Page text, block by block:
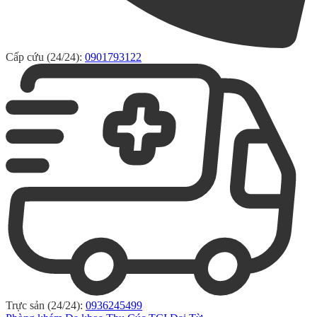
Cấp cứu (24/24): 0901793122
Trực sản (24/24): 0936245499